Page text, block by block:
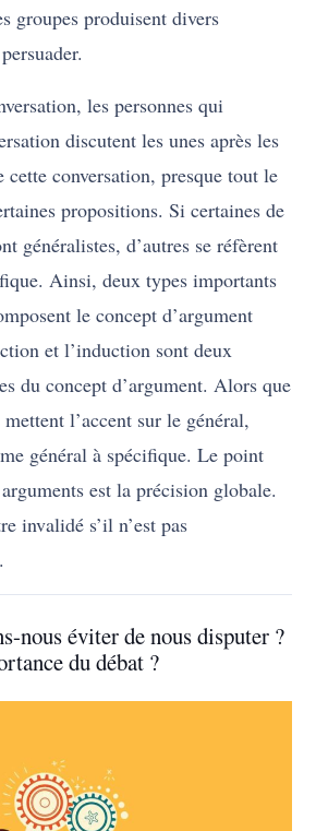
groupes produisent divers
les personnes qui
discutent les unes après les
cette conversation, presque tout le
propositions. Si certaines de
généralistes, d’autres se réfèrent
Ainsi, deux types importants
le concept d’argument
et l’induction sont deux
du concept d’argument. Alors que
l’accent sur le général,
général à spécifique. Le point
est la précision globale.
invalidé s’il n’est pas
nous éviter de nous disputer ?
du débat ?